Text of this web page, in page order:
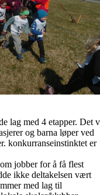
lag med 4 etapper. Det
og barna løper ved
konkurranseinstinktet er
jobber for å få flest
ikke deltakelsen vært
med lag til